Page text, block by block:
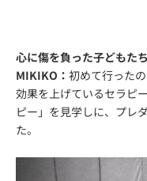
心に傷を負った子どもた
MIKIKO： 初めて行った
効果を上げているセラピ
ピー」を見学しに、プレ
た。